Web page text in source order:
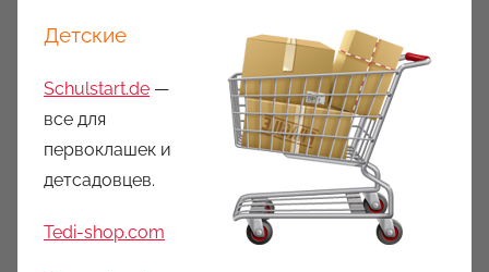
Детские
Schulstart.de —
все для
первоклашек и
детсадовцев.
Tedi-shop.com